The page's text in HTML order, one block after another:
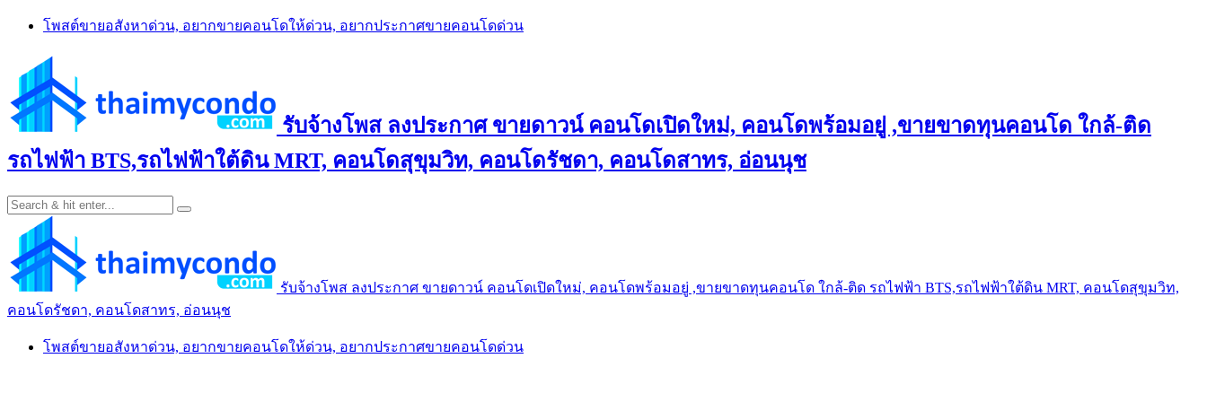
Skip
โพสต์ขายอสังหาด่วน, อยากขายคอนโดให้ด่วน, อยากประกาศขายคอนโดด่วน
รับจ้างโพส ลงประกาศ ขายดาวน์ คอนโดเปิดใหม่, คอนโดพร้อมอยู่ ,ขายขาดทุนคอนโด ใกล้-ติด
รถไฟฟ้า BTS,รถไฟฟ้าใต้ดิน MRT, คอนโดสุขุมวิท, คอนโดรัชดา, คอนโดสาทร, อ่อนนุช
รับจ้างโพส ลงประกาศ ขายดาวน์ คอนโดเปิดใหม่, คอนโดพร้อมอยู่ ,ขายขาดทุนคอนโด ใกล้-ติด รถไฟฟ้า BTS,รถไฟฟ้าใต้ดิน MRT, คอนโดสุขุมวิท,
คอนโดรัชดา, คอนโดสาทร, อ่อนนุช
โพสต์ขายอสังหาด่วน, อยากขายคอนโดให้ด่วน, อยากประกาศขายคอนโดด่วน